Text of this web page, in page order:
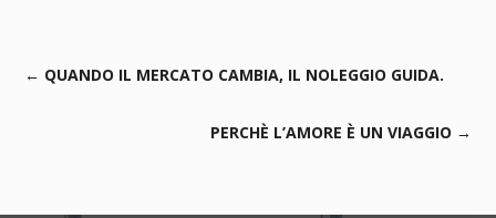
← QUANDO IL MERCATO CAMBIA, IL NOLEGGIO GUIDA.
PERCHÈ L’AMORE È UN VIAGGIO →